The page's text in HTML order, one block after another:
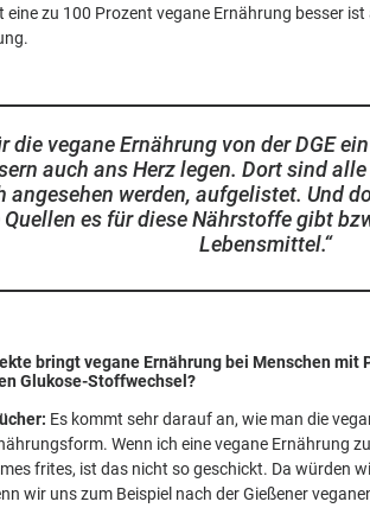
eine zu 100 Prozent vegane Ernährung besser
die vegane Ernährung von der DGE
auch ans Herz legen. Dort sind
angesehen werden, aufgelistet. Und
Quellen es für diese Nährstoffe gibt
Lebensmittel.“
bringt vegane Ernährung bei Menschen mit
Glukose-Stoffwechsel?
Es kommt sehr darauf an, wie man die
Wenn ich eine vegane Ernährung
frites, ist das nicht so geschickt. Da würden
wir uns zum Beispiel nach der Gießener